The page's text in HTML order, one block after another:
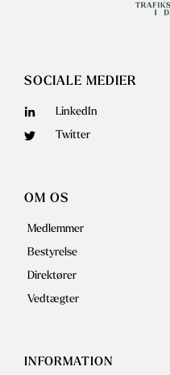
INFORMATION
OM OS
Medlemmer
Bestyrelse
Direktører
Vedtægter
SOCIALE MEDIER
LinkedIn
Twitter